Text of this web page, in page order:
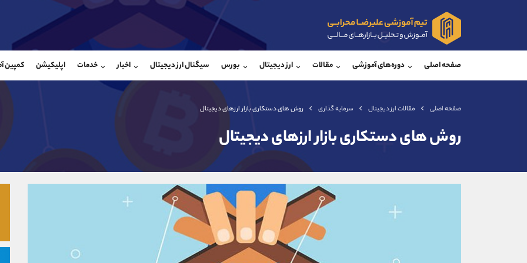
صفحه اصلی دوره‌های آموزشی مقالات ارز دیجیتال بورس سیگنال ارز دیجیتال اخبار خدمات اپلیکیشن کمپین
صفحه اصلی مقالات ارز دیجیتال سرمایه گذاری روش های دستکاری بازار ارزهای دیجیتال
روش های دستکاری بازار ارزهای دیجیتال
@Armteam_admin_33
@Armteam_admin_por
واتساپ شروع
تلگرام
تلفن